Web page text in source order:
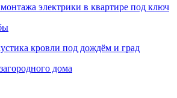
электрики в квартире под ключ
кровли под дождём и град
дома